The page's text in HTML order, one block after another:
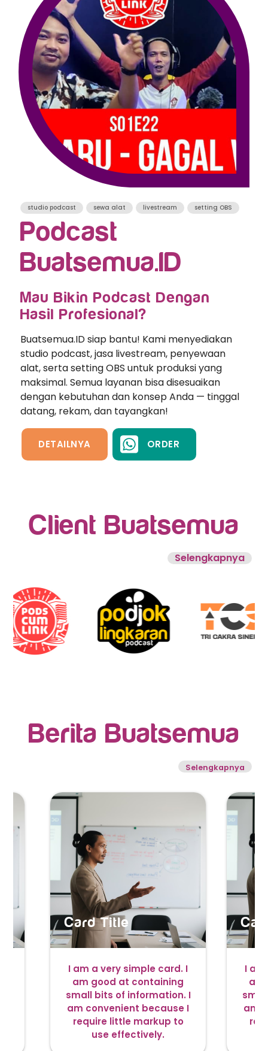
studio podcast sewa alat livestream setting OBS
Podcast
Buatsemua.ID
Mau Bikin Podcast Dengan
Hasil Profesional?
Buatsemua.ID siap bantu! Kami menyediakan
studio podcast, jasa livestream, penyewaan
alat, serta setting OBS untuk produksi yang
maksimal. Semua layanan bisa disesuaikan
dengan kebutuhan dan konsep Anda — tinggal
datang, rekam, dan tayangkan!
DETAILNYA ORDER
Client Buatsemua
Selengkapnya
Berita Buatsemua
Selengkapnya
Card Title
I am a very simple card. I
am good at containing
small bits of information. I
am convenient because I
require little markup to
use effectively.
I
am
am